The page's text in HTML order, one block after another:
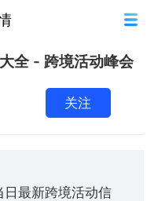
全 - 跨境活动峰会
关注
最新跨境活动信